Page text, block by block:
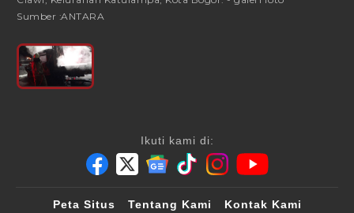
Sumber :ANTARA
Ikuti kami di:
Peta Situs Tentang Kami Kontak Kami